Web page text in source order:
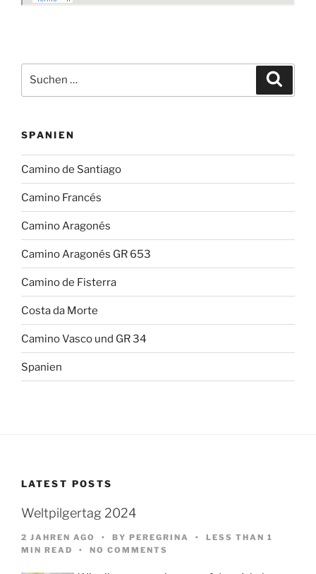
nach:
SPANIEN
Camino de Santiago
Camino Francés
Camino Aragonés
Camino Aragonés GR 653
Camino de Fisterra
Costa da Morte
Camino Vasco und GR 34
Spanien
LATEST POSTS
Weltpilgertag 2024
2 JAHREN AGO BY PEREGRINA
LESS THAN 1
MIN READ
NO COMMENTS